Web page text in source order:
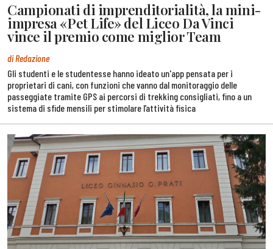
Campionati di imprenditorialità, la mini-
impresa «Pet Life» del Liceo Da Vinci
vince il premio come miglior Team
di Redazione
Gli studenti e le studentesse hanno ideato un'app pensata per i
proprietari di cani, con funzioni che vanno dal monitoraggio delle
passeggiate tramite GPS ai percorsi di trekking consigliati, fino a un
sistema di sfide mensili per stimolare l’attività fisica